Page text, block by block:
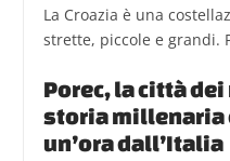
La Croazia è una
strette, piccole e grandi.
Porec, la città
storia millenaria
un’ora dall’Italia